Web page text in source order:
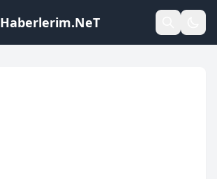
Haberlerim.NeT